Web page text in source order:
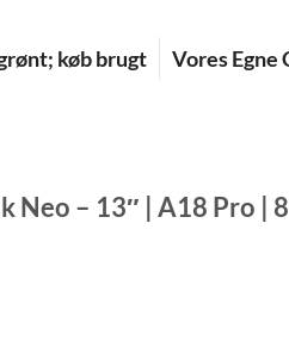
køb brugt Vores Egne
Neo – 13″ | A18 Pro |